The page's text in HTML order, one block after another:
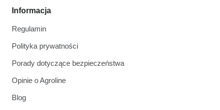
Informacja
Regulamin
Polityka prywatności
Porady dotyczące bezpieczeństwa
Opinie o Agroline
Blog